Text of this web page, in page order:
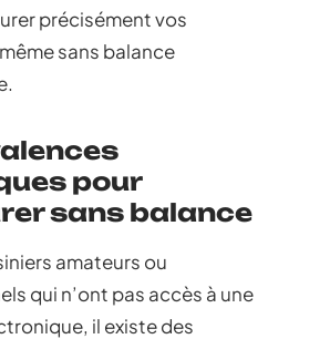
précisément vos
sans balance
pour
sans balance
amateurs ou
qui n’ont pas accès à une
il existe des